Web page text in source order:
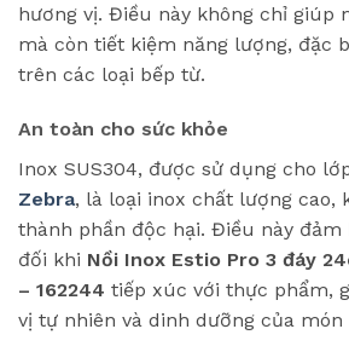
hương vị. Điều này không chỉ giúp
mà còn tiết kiệm năng lượng, đặc
trên các loại bếp từ.
An toàn cho sức khỏe
Inox SUS304, được sử dụng cho
Zebra, là loại inox chất lượng cao,
thành phần độc hại. Điều này đảm
đối khi Nồi Inox Estio Pro 3 đáy
– 162244 tiếp xúc với thực phẩm,
vị tự nhiên và dinh dưỡng của món